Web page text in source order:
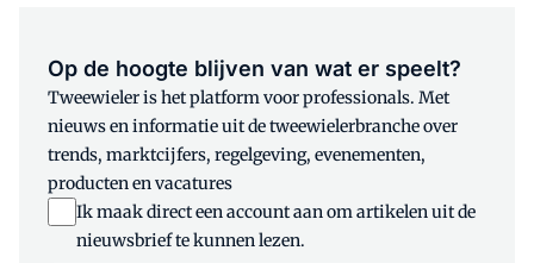
Op de hoogte blijven van wat er speelt?
Tweewieler is het platform voor professionals. Met
nieuws en informatie uit de tweewielerbranche over
trends, marktcijfers, regelgeving, evenementen,
producten en vacatures
Ik maak direct een account aan om artikelen uit de
nieuwsbrief te kunnen lezen.